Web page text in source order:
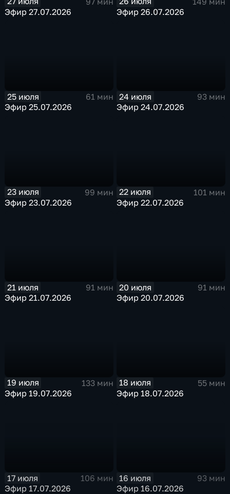
Эфир 27.07.2026
Эфир 26.07.2026
25 июля
61 мин
Эфир 25.07.2026
24 июля
93 мин
Эфир 24.07.2026
23 июля
99 мин
Эфир 23.07.2026
22 июля
101 мин
Эфир 22.07.2026
21 июля
91 мин
Эфир 21.07.2026
20 июля
91 мин
Эфир 20.07.2026
19 июля
133 мин
Эфир 19.07.2026
18 июля
55 мин
Эфир 18.07.2026
17 июля
106 мин
Эфир 17.07.2026
16 июля
93 мин
Эфир 16.07.2026